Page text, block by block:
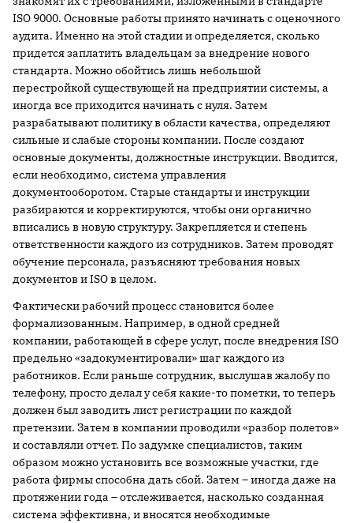
ISO 9000. Основные работы принято начинать с оценочного
аудита. Именно на этой стадии и определяется, сколько
придется заплатить владельцам за внедрение нового
стандарта. Можно обойтись лишь небольшой
перестройкой существующей на предприятии системы, а
иногда все приходится начинать с нуля. Затем
разрабатывают политику в области качества, определяют
сильные и слабые стороны компании. После создают
основные документы, должностные инструкции. Вводится,
если необходимо, система управления
документооборотом. Старые стандарты и инструкции
разбираются и корректируются, чтобы они органично
вписались в новую структуру. Закрепляется и степень
ответственности каждого из сотрудников. Затем проводят
обучение персонала, разъясняют требования новых
документов и ISO в целом.
Фактически рабочий процесс становится более
формализованным. Например, в одной средней
компании, работающей в сфере услуг, после внедрения ISO
предельно «задокументировали» шаг каждого из
работников. Если раньше сотрудник, выслушав жалобу по
телефону, просто делал у себя какие-то пометки, то теперь
должен был заводить лист регистрации по каждой
претензии. Затем в компании проводили «разбор полетов»
и составляли отчет. По задумке специалистов, таким
образом можно установить все возможные участки, где
работа фирмы способна дать сбой. Затем – иногда даже на
протяжении года – отслеживается, насколько созданная
система эффективна, и вносятся необходимые